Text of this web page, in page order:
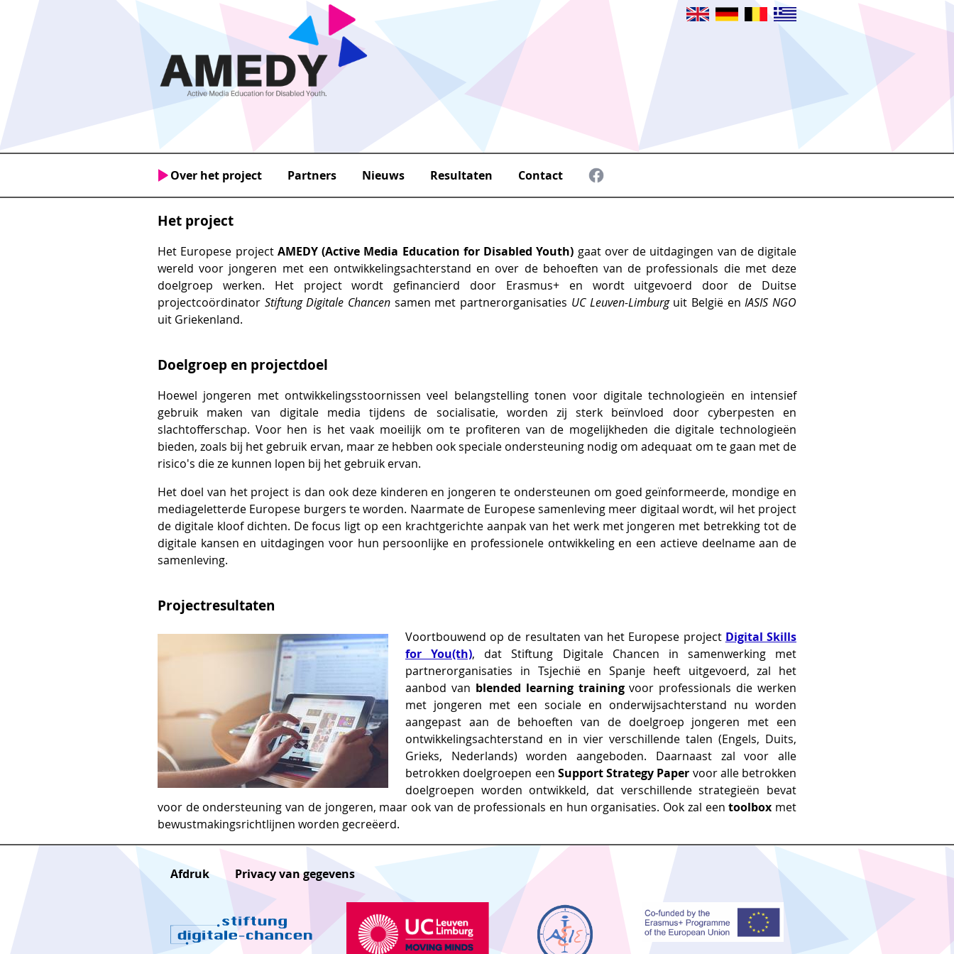
Over het project Partners Nieuws Resultaten Contact
Het project
Het Europese project AMEDY (Active Media Education for Disabled Youth) gaat over de uitdagingen van de digitale
wereld voor jongeren met een ontwikkelingsachterstand en over de behoeften van de professionals die met deze
doelgroep werken. Het project wordt gefinancierd door Erasmus+ en wordt uitgevoerd door de Duitse
projectcoördinator Stiftung Digitale Chancen samen met partnerorganisaties UC Leuven-Limburguit België enIASIS NGO
uit Griekenland.
Doelgroep en projectdoel
Hoewel jongeren met ontwikkelingsstoornissen veel belangstelling tonen voor digitale technologieën en intensief
gebruik maken van digitale media tijdens de socialisatie, worden zij sterk beïnvloed door cyberpesten en
slachtofferschap. Voor hen is het vaak moeilijk om te profiteren van de mogelijkheden die digitale technologieën
bieden, zoals bij het gebruik ervan, maar ze hebben ook speciale ondersteuning nodig om adequaat om te gaan met de
risico's die ze kunnen lopen bij het gebruik ervan.
Het doel van het project is dan ook deze kinderen en jongeren te ondersteunen om goed geïnformeerde, mondige en
mediageletterde Europese burgers te worden. Naarmate de Europese samenleving meer digitaal wordt, wil het project
de digitale kloof dichten. De focus ligt op een krachtgerichte aanpak van het werk met jongeren met betrekking tot de
digitale kansen en uitdagingen voor hun persoonlijke en professionele ontwikkeling en een actieve deelname aan de
samenleving.
Projectresultaten
Voortbouwend op de resultaten van het Europese project Digital Skills
for You(th), dat Stiftung Digitale Chancen in samenwerking met
partnerorganisaties in Tsjechië en Spanje heeft uitgevoerd, zal het
aanbod van blended learning trainingvoor professionals die werken
met jongeren met een sociale en onderwijsachterstand nu worden
aangepast aan de behoeften van de doelgroep jongeren met een
ontwikkelingsachterstand en in vier verschillende talen (Engels, Duits,
Grieks, Nederlands) worden aangeboden. Daarnaast zal voor alle
betrokken doelgroepen een Support Strategy Paper voor alle betrokken
doelgroepen worden ontwikkeld, dat verschillende strategieën bevat
voor de ondersteuning van de jongeren, maar ook van de professionals en hun organisaties. Ook zal eentoolbox met
bewustmakingsrichtlijnen worden gecreëerd.
Afdruk Privacy van gegevens